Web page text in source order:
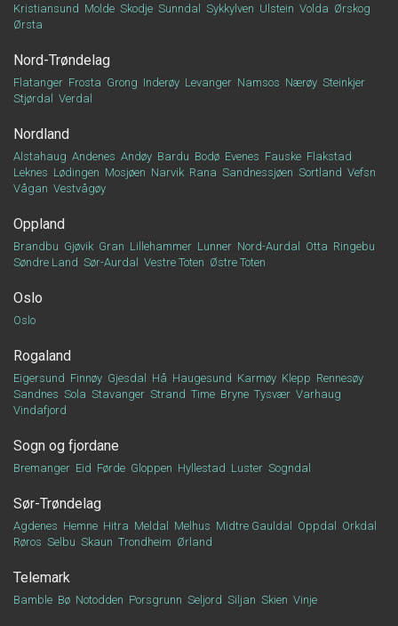
Kristiansund Molde Skodje Sunndal Sykkylven Ulstein Volda Ørskog
Ørsta
Nord-Trøndelag
Flatanger Frosta Grong Inderøy Levanger Namsos Nærøy Steinkjer
Stjørdal
Verdal
Nordland
Alstahaug Andenes Andøy Bardu Bodø Evenes Fauske Flakstad
Leknes Lødingen Mosjøen Narvik Rana Sandnessjøen Sortland Vefsn
Vågan Vestvågøy
Oppland
Brandbu Gjøvik Gran Lillehammer Lunner Nord-Aurdal Otta Ringebu
Søndre Land Sør-Aurdal Vestre Toten Østre Toten
Oslo
Oslo
Rogaland
Eigersund Finnøy Gjesdal Hå Haugesund Karmøy Klepp Rennesøy
Sandnes Sola Stavanger Strand Time Bryne Tysvær Varhaug
Vindafjord
Sogn og fjordane
Bremanger Eid Førde Gloppen Hyllestad Luster Sogndal
Sør-Trøndelag
Agdenes Hemne Hitra Meldal Melhus Midtre Gauldal Oppdal
Orkdal
Røros Selbu Skaun Trondheim Ørland
Telemark
Bamble Bø Notodden Porsgrunn Seljord Siljan Skien Vinje